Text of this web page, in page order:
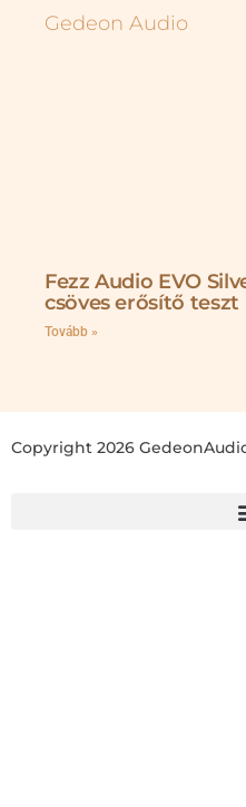
Fezz Audio EVO
csöves erősítő teszt
Tovább »
Copyright 2026